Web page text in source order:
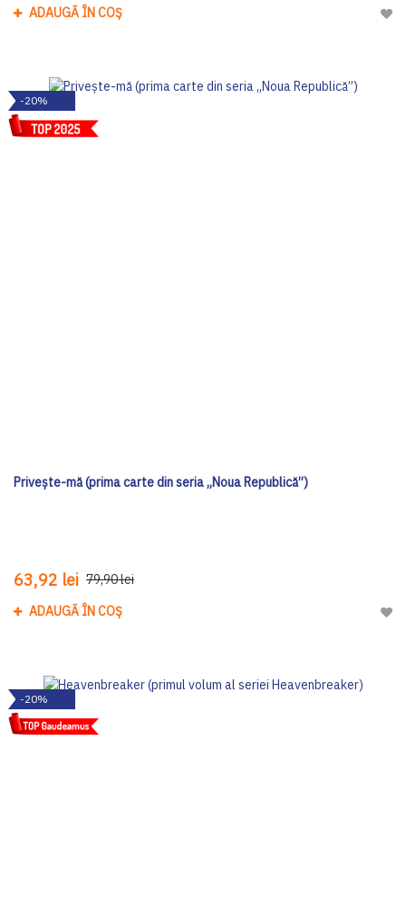
ADAUGĂ ÎN COȘ
-20%
Privește-mă (prima carte din seria „Noua Republică”)
63,92 lei 79,90 lei
ADAUGĂ ÎN COȘ
-20%